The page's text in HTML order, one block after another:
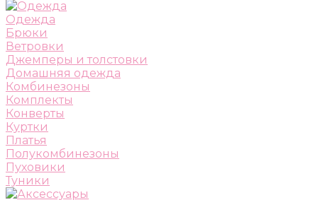
Одежда
Брюки
Ветровки
Джемперы и толстовки
Домашняя одежда
Комбинезоны
Комплекты
Конверты
Куртки
Платья
Полукомбинезоны
Пуховики
Туники